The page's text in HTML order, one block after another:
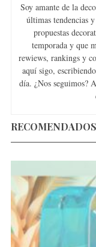
Soy amante de la
últimas tendencias
propuestas
temporada y que
rewiews, rankings y
aquí sigo,
día. ¿Nos seguimos?
RECOMENDADOS